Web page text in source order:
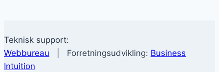
Teknisk support:
Webbureau | Forretningsudvikling: Business
Intuition